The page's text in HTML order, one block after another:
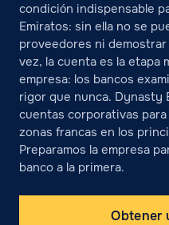
condición indispensable
Emiratos: sin ella no se
proveedores ni
vez, la cuenta es la etapa
empresa: los bancos
rigor que nunca. Dynasty
cuentas corporativas
zonas francas en los
Preparamos la empresa
banco a la primera.
Obtener